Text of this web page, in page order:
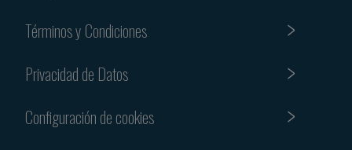
Términos y Condiciones
Privacidad de Datos
Configuración de cookies